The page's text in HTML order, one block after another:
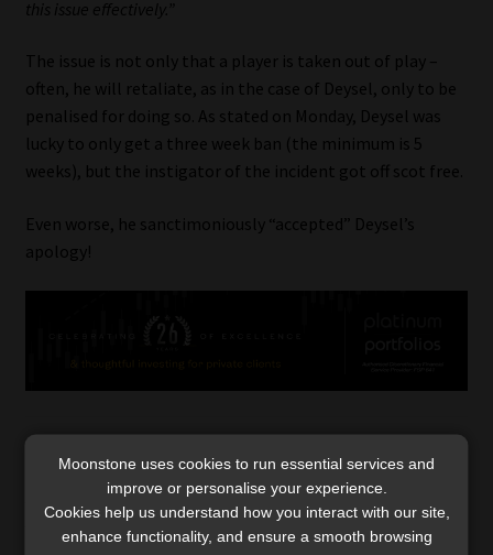
this issue effectively.”
The issue is not only that a player is taken out of play –
often, he will retaliate, as in the case of Deysel, only to be
penalised for doing so. As stated on Monday, Deysel was
lucky to only get a three week ban (the minimum is 5
weeks), but the instigator of the incident got off scot free.
Even worse, he sanctimoniously “accepted” Deysel’s
apology!
Categories:
Tags:frans steyn,Heynecke Meyer, jake white,Jean de
jonathan kaplan,morne steyn ,Springboks
Super Rugby
Moonstone uses cookies to run essential services and
improve or personalise your experience.
Cookies help us understand how you interact with our site,
enhance functionality, and ensure a smooth browsing